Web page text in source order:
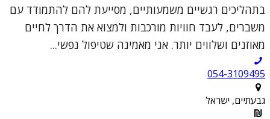
בתהליכים רגשיים משמעותיים, מסייעת להם להתמודד עם
משברים, לעבד חוויות מורכבות ולמצוא את הדרך לחיים
מאוזנים ושלווים יותר. אני מאמינה שטיפול נפשי...
054-3109495
גבעתיים, ישראל